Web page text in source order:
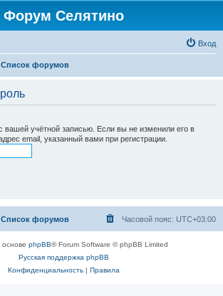
Форум Селятино
Вход
Список форумов
вашей учётной записью. Если вы не изменили его в
email, указанный вами при регистрации.
Список форумов Часовой пояс: UTC+03:00
phpBB® Forum Software © phpBB Limited
Русская поддержка phpBB
Конфиденциальность| Правила